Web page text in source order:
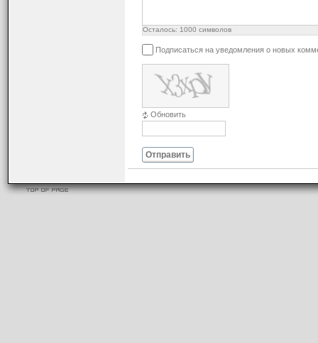
Осталось: 1000 символов
Подписаться на уведомления о новых
Обновить
Отправить